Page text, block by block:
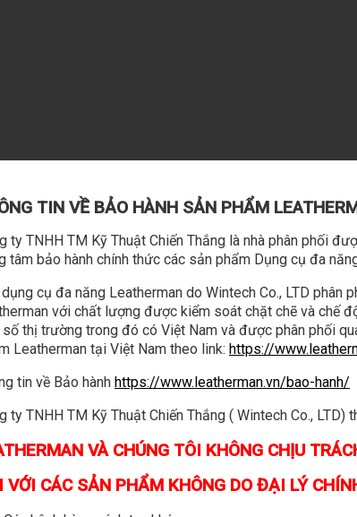
TIN VỀ BẢO HÀNH SẢN PHẨM
ty TNHH TM Kỹ Thuật Chiến Thắng là nhà phân phối
tâm bảo hành chính thức các sản phẩm Dụng cụ đa
dụng cụ đa năng Leatherman do Wintech Co., LTD
với chất lượng được kiểm soát chặt chẽ và chế
thị trường trong đó có Việt Nam và được phân phối
Leatherman tại Việt Nam theo link: https://
tin về Bảo hành https://www.leatherman.vn/bao-hanh/
ty TNHH TM Kỹ Thuật Chiến Thắng ( Wintech Co., LTD)
VÀ CHÚNG TÔI KHÔNG CHỊU
VỚI CÁC SẢN PHẨM KHÔNG DO ĐẠI LÝ